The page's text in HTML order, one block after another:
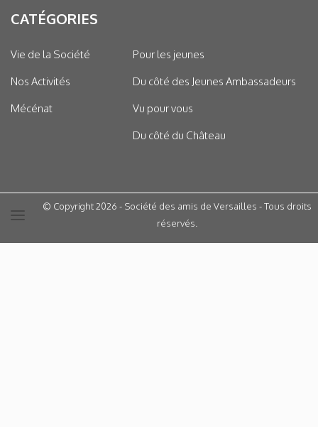
CATÉGORIES
Vie de la Société
Nos Activités
Mécénat
Pour les jeunes
Du côté des Jeunes Ambassadeurs
Vu pour vous
Du côté du Château
© Copyright 2026 - Société des amis de Versailles - Tous droits
réservés.